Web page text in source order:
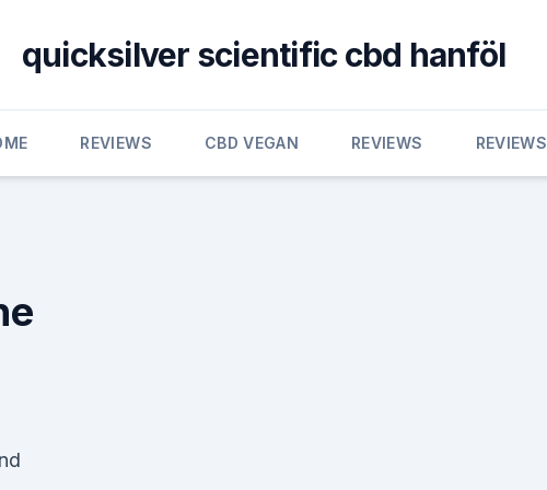
quicksilver scientific cbd hanföl
REVIEWS CBD VEGAN REVIEWS REVIEWS